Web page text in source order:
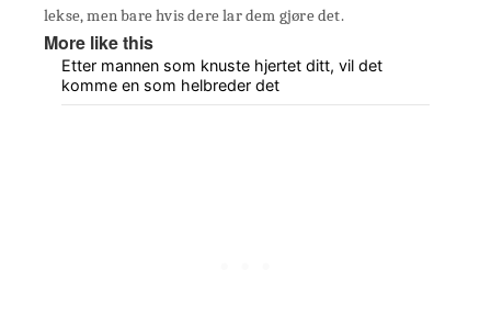
lekse, men bare hvis dere lar dem gjøre det.
More like this
Etter mannen som knuste hjertet ditt, vil det
komme en som helbreder det